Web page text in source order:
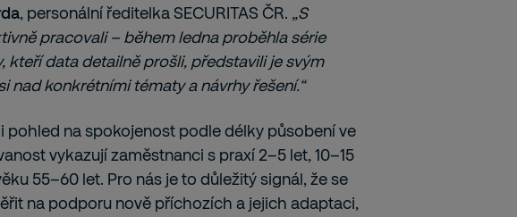
, personální ředitelka SECURITAS ČR. „S
pracovali – během ledna proběhla série
kteří data detailně prošli, představili je svým
nad konkrétními tématy a návrhy řešení.“
pohled na spokojenost podle délky působení ve
vykazují zaměstnanci s praxí 2–5 let, 10–15
55–60 let. Pro nás je to důležitý signál, že se
na podporu nově příchozích a jejich adaptaci,